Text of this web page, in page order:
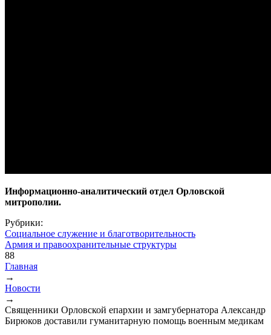
Информационно-аналитический отдел Орловской
митрополии.
Рубрики:
Социальное служение и благотворительность
Армия и правоохранительные структуры
88
Вы здесь
Главная
→
Новости
→
Священники Орловской епархии и замгубернатора Александр
Бирюков доставили гуманитарную помощь военным медикам